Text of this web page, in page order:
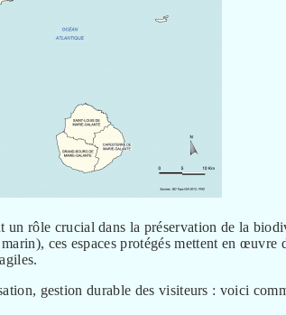
un rôle crucial dans la préservation de la
ces espaces protégés mettent en œuvre
gestion durable des visiteurs : voici